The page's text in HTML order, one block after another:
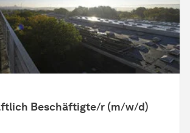
Beschäftigte/r (m/w/d)